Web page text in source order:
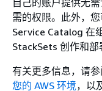
自己的账户提供无
需的权限。此外，
Service Catalog 在
StackSets 创作和部
有关更多信息，请参
您的 AWS 环境，以